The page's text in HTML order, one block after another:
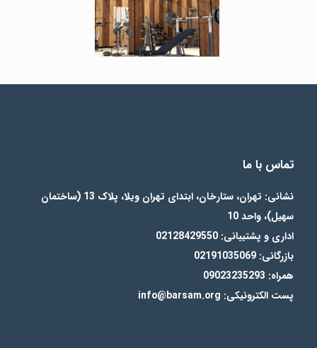
تماس با ما
نشانی: تهران، ستارخان، ابتدای تهران ویلا، پلاک 13 (ساختمان
سهیل)، واحد 10
اداری و پشتیبانی: 02128429550
بازرگانی: 02191035069
همراه: 09023235293
پست الکترونیکی: info@barsam.org